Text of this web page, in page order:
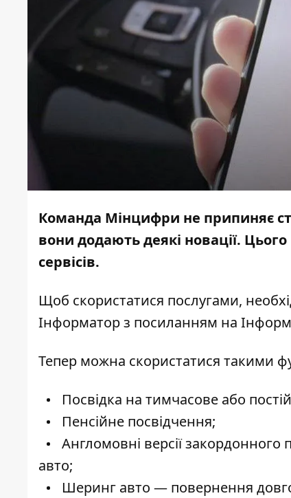
Команда Мінцифри не припиняє
вони додаютьдеякі новації. Цього
сервісів.
Щоб скористатися послугами,
Інформатор з посиланням на
Тепер можна скористатися такими
Посвідка на тимчасове або
Пенсійне посвідчення;
Англомовні версії закордонного
авто;
Шеринг авто — повернення